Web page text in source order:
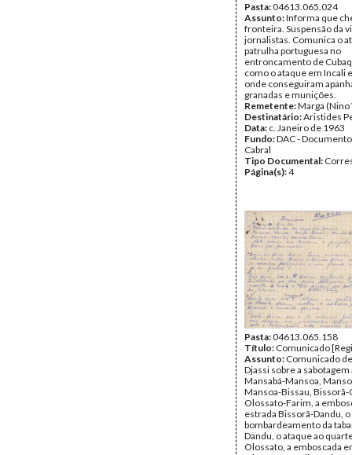
Pasta:04613.065.024
Assunto:Informa que
fronteira. Suspensão da
jornalistas. Comunica o
patrulha portuguesa no
entroncamento de
como o ataque em Incali
onde conseguiram
granadas e munições.
Remetente:Marga (Nino
Destinatário:Aristides
Data: c. Janeiro de 1963
Fundo:DAC -
Cabral
Tipo Documental:
Página(s):4
Pasta:04613.065.158
Título: Comunicado
Assunto: Comunicado
Djassi sobre a sabotagem
Mansabá-Mansoa,
Mansoa-Bissau, Bissorã-
Olossato-Farim, a
estrada Bissorã-Dandu, o
bombardeamento da
Dandu, o ataque ao
Olossato, a emboscada